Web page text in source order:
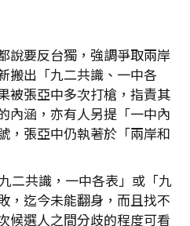
說要反台獨，強調爭取兩岸
搬出「九二共識、一中各
被張亞中多次打槍，指責其
內涵，亦有人另提「一中內
，張亞中仍執著於「兩岸和
二共識，一中各表」或「九
，迄今未能翻身，而且找不
候選人之間分歧的程度可看